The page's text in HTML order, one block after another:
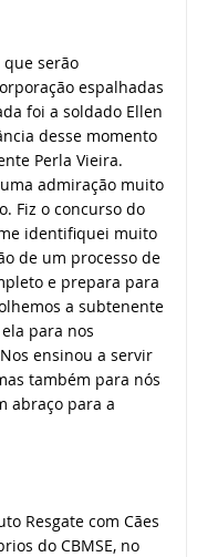
que serão
espalhadas
foi a soldado Ellen
desse momento
Perla Vieira.
admiração muito
Fiz o concurso do
identifiquei muito
de um processo de
e prepara para
a subtenente
para nos
ensinou a servir
também para nós
abraço para a
Resgate com Cães
do CBMSE, no